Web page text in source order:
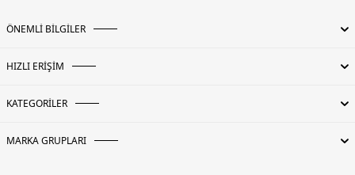
ÖNEMLİ BİLGİLER
HIZLI ERİŞİM
KATEGORİLER
MARKA GRUPLARI